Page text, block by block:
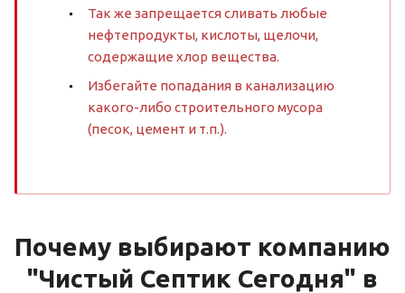
Так же запрещается сливать любые
нефтепродукты, кислоты, щелочи,
содержащие хлор вещества.
Избегайте попадания в канализацию
какого-либо строительного мусора
(песок, цемент и т.п.).
Почему выбирают компанию
"Чистый Септик Сегодня" в